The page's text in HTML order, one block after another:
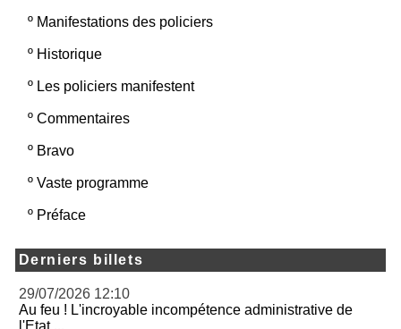
º Manifestations des policiers
º Historique
º Les policiers manifestent
º Commentaires
º Bravo
º Vaste programme
º Préface
Derniers billets
29/07/2026 12:10
Au feu ! L'incroyable incompétence administrative de
l'Etat ...